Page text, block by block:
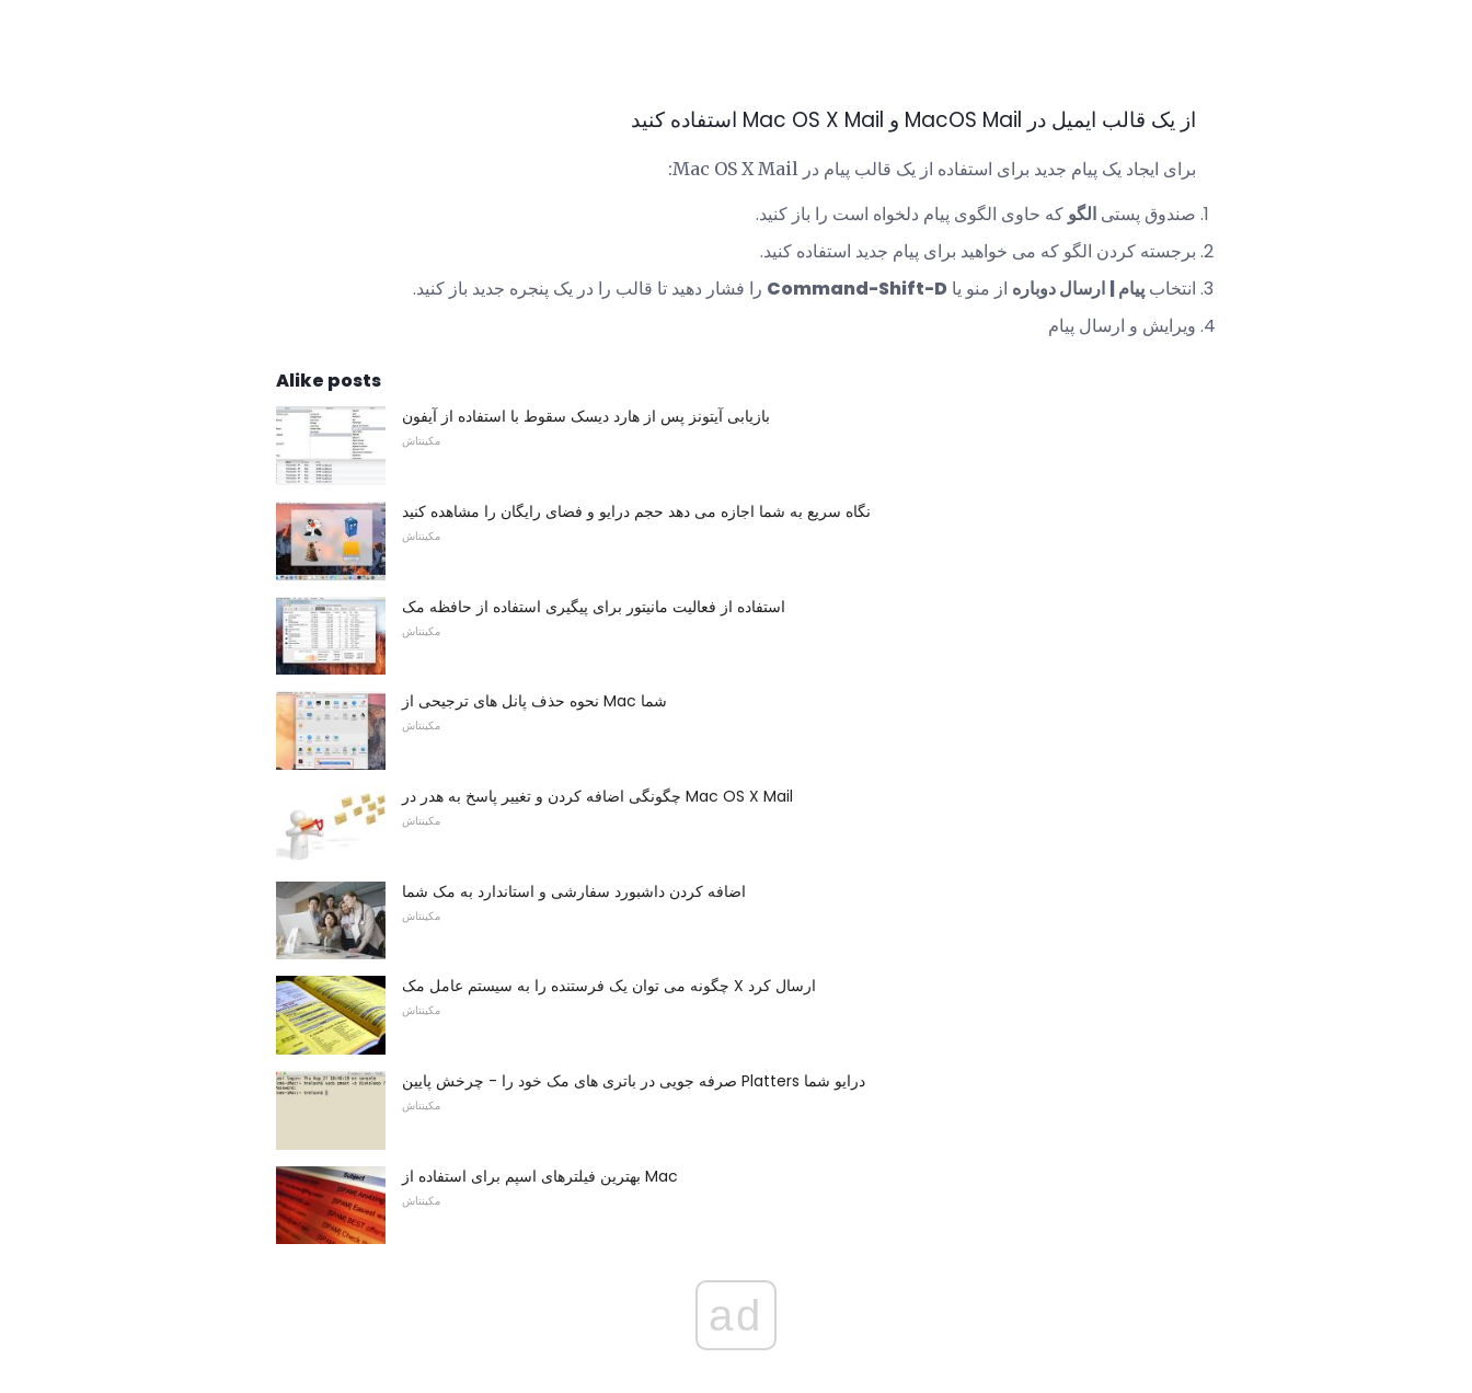
از یک قالب ایمیل در MacOS Mail و Mac OS X Mail استفاده کنید
برای ایجاد یک پیام جدید برای استفاده از یک قالب پیام در Mac OS X Mail:
صندوق پستی الگو که حاوی الگوی پیام دلخواه است را باز کنید.
برجسته کردن الگو که می خواهید برای پیام جدید استفاده کنید.
انتخابپیام | ارسال دوباره از منو یا Command-Shift-D را فشار دهید تا قالب را در یک پنجره جدید باز کنید.
ویرایش و ارسال پیام
Alike posts
بازیابی آیتونز پس از هارد دیسک سقوط با استفاده از آیفون
مکینتاش
نگاه سریع به شما اجازه می دهد حجم درایو و فضای رایگان را مشاهده کنید
مکینتاش
استفاده از فعالیت مانیتور برای پیگیری استفاده از حافظه مک
مکینتاش
نحوه حذف پانل های ترجیحی از Mac شما
مکینتاش
چگونگی اضافه کردن و تغییر پاسخ به هدر در Mac OS X Mail
مکینتاش
اضافه کردن داشبورد سفارشی و استاندارد به مک شما
مکینتاش
چگونه می توان یک فرستنده را به سیستم عامل مک X ارسال کرد
مکینتاش
صرفه جویی در باتری های مک خود را - چرخش پایین Platters درایو شما
مکینتاش
بهترین فیلترهای اسپم برای استفاده از Mac
مکینتاش
ad